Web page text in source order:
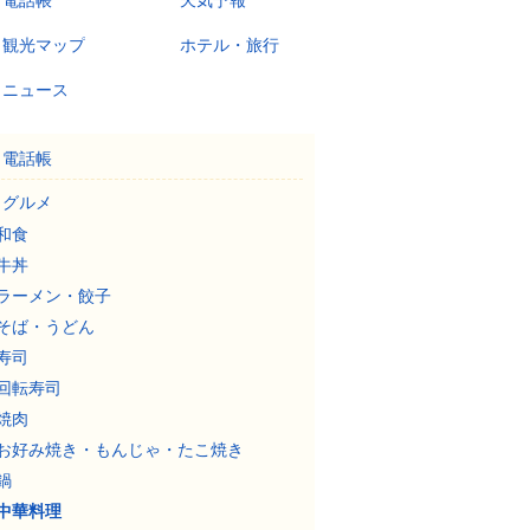
観光マップ ホテル・旅行
ニュース
電話帳
グルメ
食
丼
ーメン・餃子
ば・うどん
司
転寿司
肉
好み焼き・もんじゃ・たこ焼き
華料理